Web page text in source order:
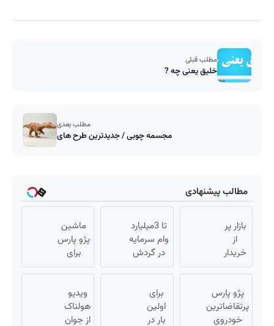
مطلب قبلی
خلیق یعنی چه ?
مطلب بعدی
مجسمه چوبی / جدیدترین طرح های
مطالب پیشنهادی
بازار پر
از
خریدار
جک S3
ماشینتو
به
راحتی
تا 3میلیارد
وام سرمایه
در گردش
فروشندگان
فروشگاهت
رو ثبت کن
ماشین
پژو پارس
برای
فروش
اینجا
سریع
بفروشش
پژو پارس
پرتقاضاترین
خودروی
برای
اولین
بار در
ویدیو
هولناک
از جوان